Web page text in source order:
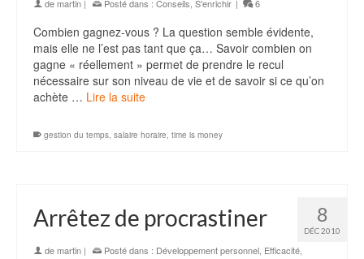
demartin | Posté dans : Conseils S'enrichir | 6
Combien gagnez-vous ? La question semble évidente,
mais elle ne l’est pas tant que ça… Savoir combien on
gagne « réellement » permet de prendre le recul
nécessaire sur son niveau de vie et de savoir si ce qu’on
achète … Lire la suite
gestion du temps, salaire horaire, time is money
8
DÉC 2010
Arrêtez de procrastiner
demartin | Posté dans : Développement personnel Efficacité